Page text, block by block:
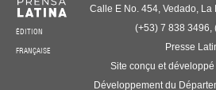
ÉDITION
FRANÇAISE
Calle E No. 454, Vedado,
(+53) 7 838 3496,
Presse
Site conçu et
Développement du